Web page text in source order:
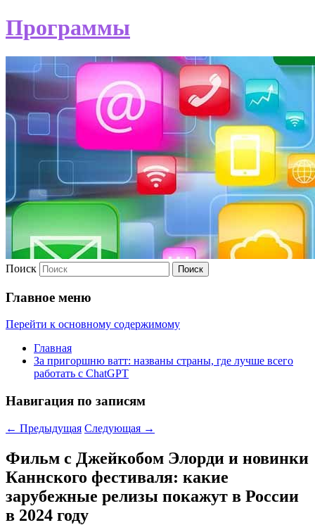
Программы
Поиск
Главное меню
Перейти к основному содержимому
Главная
За пригоршню ватт: названы страны, где лучше всего
работать с ChatGPT
Навигация по записям
← Предыдущая Следующая →
Фильм с Джейкобом Элорди и новинки
Каннского фестиваля: какие
зарубежные релизы покажут в России
в 2024 году